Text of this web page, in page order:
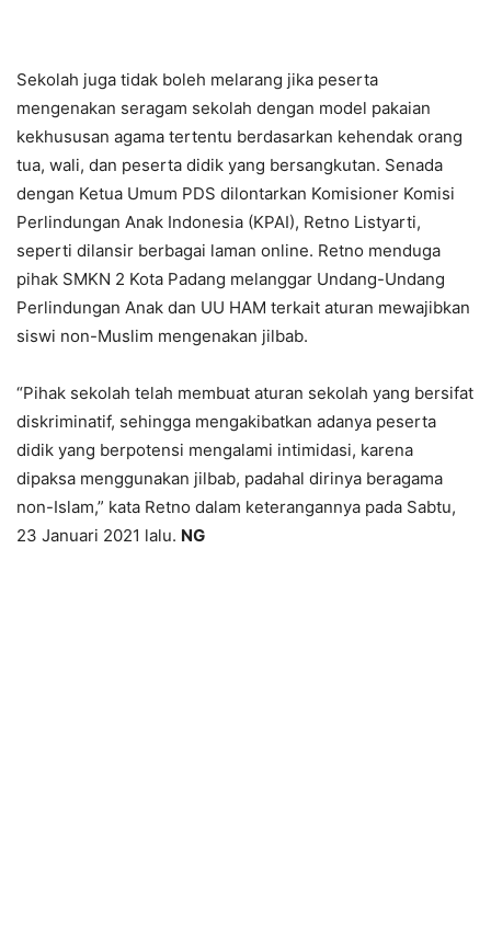
Sekolah juga tidak boleh melarang jika peserta
mengenakan seragam sekolah dengan model pakaian
kekhususan agama tertentu berdasarkan kehendak orang
tua, wali, dan peserta didik yang bersangkutan. Senada
dengan Ketua Umum PDS dilontarkan Komisioner Komisi
Perlindungan Anak Indonesia (KPAI), Retno Listyarti,
seperti dilansir berbagai laman online. Retno menduga
pihak SMKN 2 Kota Padang melanggar Undang-Undang
Perlindungan Anak dan UU HAM terkait aturan mewajibkan
siswi non-Muslim mengenakan jilbab.
“Pihak sekolah telah membuat aturan sekolah yang bersifat
diskriminatif, sehingga mengakibatkan adanya peserta
didik yang berpotensi mengalami intimidasi, karena
dipaksa menggunakan jilbab, padahal dirinya beragama
non-Islam,” kata Retno dalam keterangannya pada Sabtu,
23 Januari 2021 lalu. NG